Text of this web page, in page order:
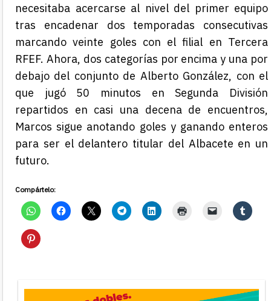
necesitaba acercarse al nivel del primer equipo
tras encadenar dos temporadas consecutivas
marcando veinte goles con el filial en Tercera
RFEF. Ahora, dos categorías por encima y una por
debajo del conjunto de Alberto González, con el
que jugó 50 minutos en Segunda División
repartidos en casi una decena de encuentros,
Marcos sigue anotando goles y ganando enteros
para ser el delantero titular del Albacete en un
futuro.
Compártelo: